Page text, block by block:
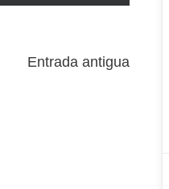
Entrada antigua